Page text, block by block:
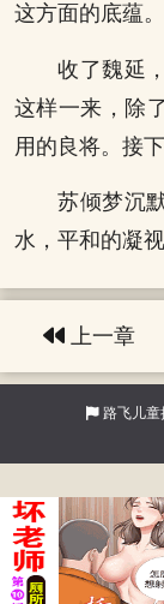
这方面的底蕴。
收了魏延
这样一来，除
用的良将。接
苏倾梦沉
水，平和的凝视
上一章
路飞儿童